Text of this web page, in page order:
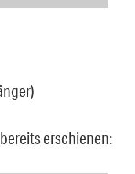
erschienen: